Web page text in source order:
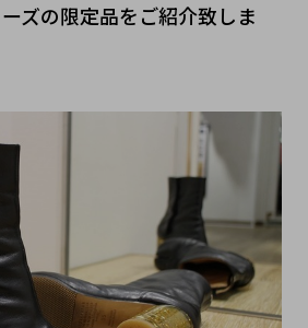
ズの限定品をご紹介致しま